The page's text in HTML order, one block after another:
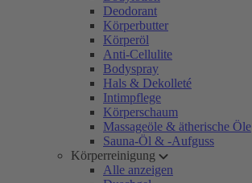
Deodorant
Körperbutter
Körperöl
Anti-Cellulite
Bodyspray
Hals & Dekolleté
Intimpflege
Körperschaum
Massageöle & ätherische Öle
Sauna-Öl & -Aufguss
Körperreinigung
Alle anzeigen